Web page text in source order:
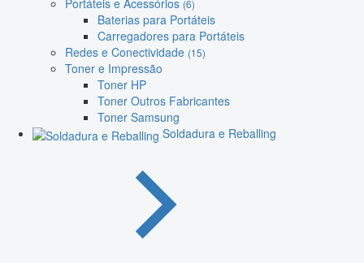
Portáteis e Acessórios (6)
Baterias para Portáteis
Carregadores para Portáteis
Redes e Conectividade (15)
Toner e Impressão
Toner HP
Toner Outros Fabricantes
Toner Samsung
Soldadura e Reballing